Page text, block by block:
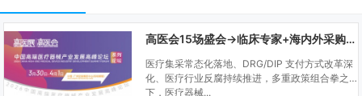
高医会15场盛会→临床专家+海内外采购商双向对接
医疗集采常态化落地、DRG/DIP 支付方式改革深
化、医疗行业反腐持续推进，多重政策组合拳之
下，医疗器械...